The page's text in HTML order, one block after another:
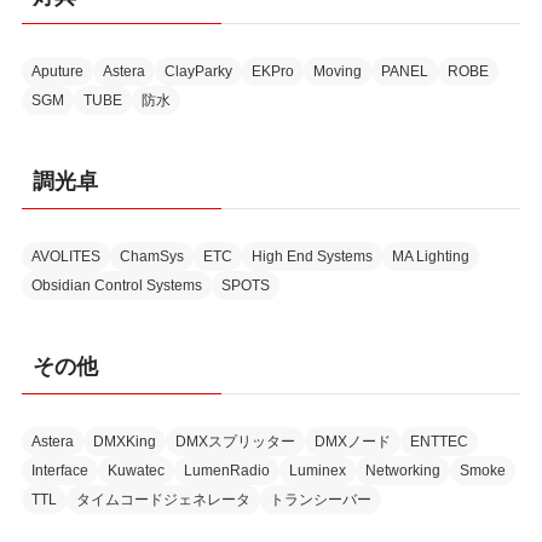
Aputure Astera ClayParky EKPro Moving PANEL
ROBE
SGM
TUBE 防水
調光卓
AVOLITES ChamSys ETC High End Systems
MA Lighting
Obsidian Control Systems
SPOTS
その他
Astera DMXKing DMXスプリッター DMXノード
ENTTEC
Interface
Kuwatec LumenRadio Luminex Networking
Smoke
TTL
タイムコードジェネレータ トランシーバー